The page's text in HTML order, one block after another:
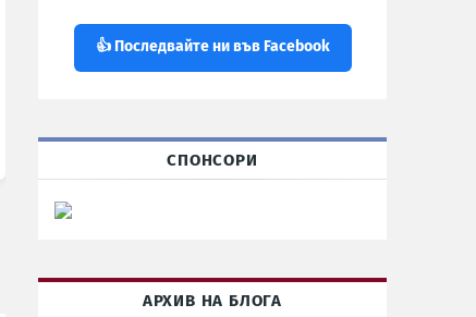
👍 Последвайте ни във Facebook
СПОНСОРИ
АРХИВ НА БЛОГА